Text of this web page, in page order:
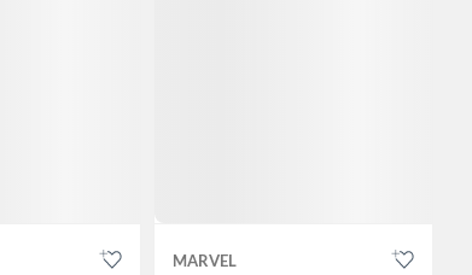
MARVEL